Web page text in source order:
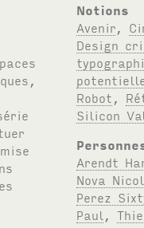
Notions
Avenir
Design
Robot
Silicon
Arendt
Nova
Perez
Paul
,